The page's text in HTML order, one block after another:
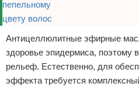
Антицеллюлитные эфирные
здоровье эпидермиса, поэтому
рельеф. Естественно, для
эффекта требуется